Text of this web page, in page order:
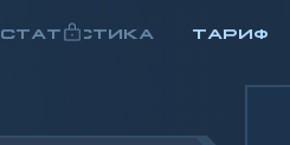
СТАТИСТИКА ТАРИФ